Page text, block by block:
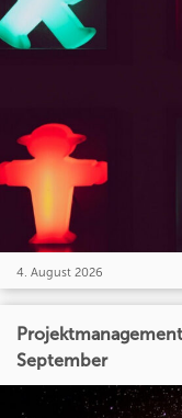
4. August 2026
September